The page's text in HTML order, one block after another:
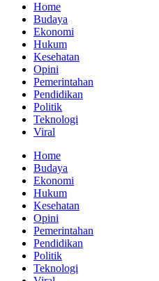
Home
Budaya
Ekonomi
Hukum
Kesehatan
Opini
Pemerintahan
Pendidikan
Politik
Teknologi
Viral
Home
Budaya
Ekonomi
Hukum
Kesehatan
Opini
Pemerintahan
Pendidikan
Politik
Teknologi